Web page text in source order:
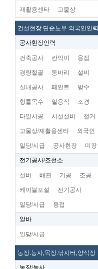
재활용센타 고물상
건설현장.단순노무.외국인인력
공사현장인력
건축공사 칸막이 용접
경량철골 동바리 설비
실내공사 페인트 방수
형틀목수 일용직 조경
타일시공 시설설비 철거
고물상/재활용센타 외국인
일당/시급 공사현장 미장
전기공사/조선소
설비 배관 기공 조공
케이블포설 전기공사
일당/시급 용접
알바
일당/시급
농장.농사,목장.낚시터,양식장
농장/농사